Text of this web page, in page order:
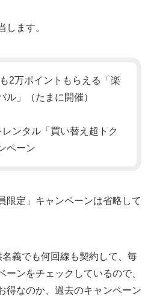
します。
2万ポイントもらえる「楽
ル」（たまに開催）
ンタル「買い替え超トク
ペーン
限定」キャンペーンは省略して
義でも何回線も契約して、毎
ーンをチェックしているので、
得なのか、過去のキャンペーン